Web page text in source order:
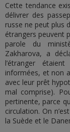
Cette tendance
délivrer des
russe ne peut plus
étrangers peuvent
parole du
Zakharova, a
l’étranger
informées, et non
avec leur prêt
mal comprise).
pertinente, parce
circulation. On
la Suède et le